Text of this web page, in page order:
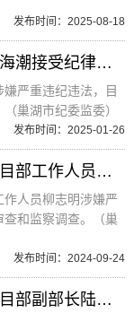
发布时间：2025-08-18
巢湖市原农业综合开发办公室主任汪海潮接受纪律审查和监察调查
严重违纪违法，目
巢湖市纪委监委）
发布时间：2025-01-26
合肥金丝柳生态建设有限公司矿山项目部工作人员柳志明接受纪律审查和监察调查
人员柳志明涉嫌严
和监察调查。（巢
发布时间：2024-09-24
合肥金丝柳生态建设有限公司矿山项目部副部长陆建安接受监察调查